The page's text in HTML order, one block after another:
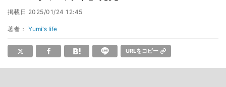
掲載日 2025/01/24 12:45
著者： Yumi's life
URLをコピー